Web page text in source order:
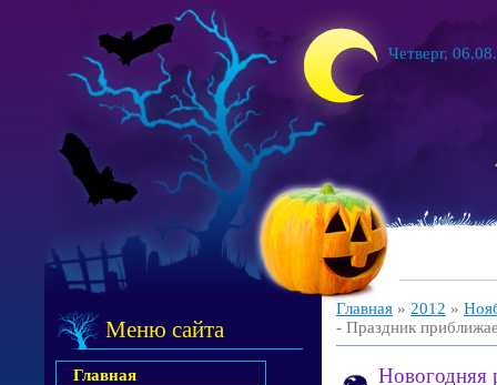
Четверг,
Меню сайта
Главная
Главная » 2012 »
- Праздник
Новогодняя